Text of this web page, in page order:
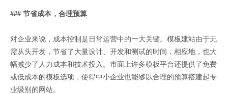
### 节省成本，合理预算
对企业来说，成本控制是日常运营中的一大关键。模板建站由于无
需从头开发，节省了大量设计、开发和测试的时间，相应地，也大
幅减少了人力成本和技术投入。市面上许多模板平台还提供了免费
或低成本的模板选项，使得中小企业也能够以合理的预算搭建起专
业级别的网站。